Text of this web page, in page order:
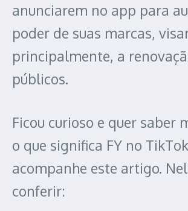
anunciarem no app para
poder de suas marcas,
principalmente, a
públicos.
Ficou curioso e quer saber
o que significa FY no
acompanhe este artigo.
conferir: